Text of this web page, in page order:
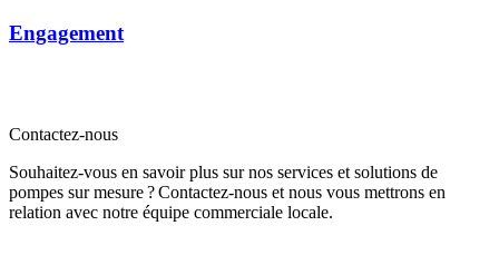
Engagement
Contactez-nous
Souhaitez-vous en savoir plus sur nos services et solutions de
pompes sur mesure ? Contactez-nous et nous vous mettrons en
relation avec notre équipe commerciale locale.